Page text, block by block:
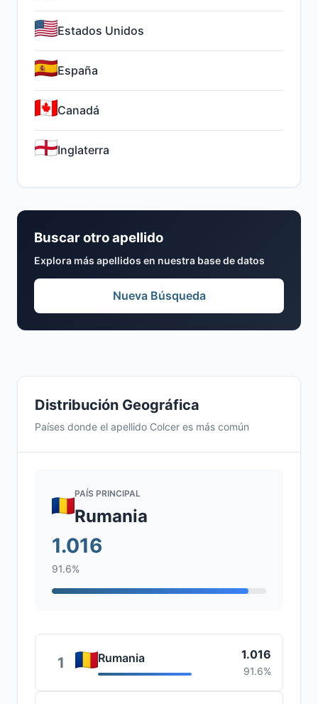
Distribución Geográfica
Países donde el apellido Colcer es más común
PAÍS PRINCIPAL
Rumania
1.016
91.6%
1 Rumania 1.016
91.6%
Estados Unidos
España
Canadá
Inglaterra
Buscar otro apellido
Explora más apellidos en nuestra base de datos
Nueva Búsqueda